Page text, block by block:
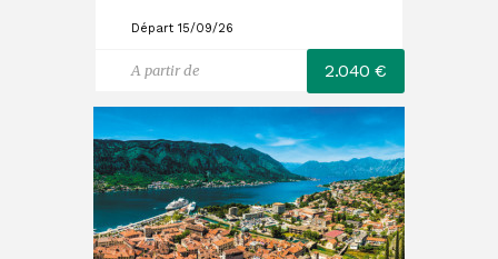
Départ 15/09/26
A partir de 2.040 €